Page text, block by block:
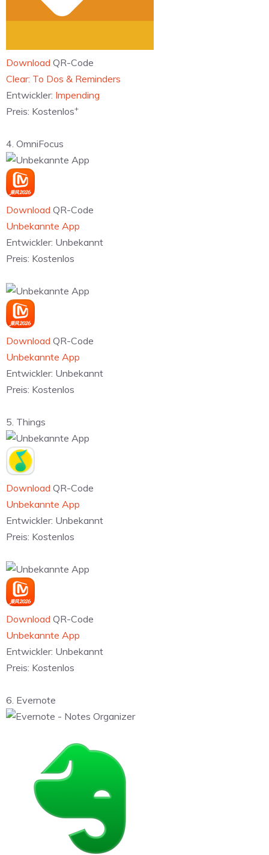
Download QR-Code
‎Clear: To Dos & Reminders
Entwickler: Impending
Preis: Kostenlos+
4. OmniFocus
Download QR-Code
Unbekannte App
Entwickler: Unbekannt
Preis: Kostenlos
Download QR-Code
Unbekannte App
Entwickler: Unbekannt
Preis: Kostenlos
5. Things
Download QR-Code
Unbekannte App
Entwickler: Unbekannt
Preis: Kostenlos
Download QR-Code
Unbekannte App
Entwickler: Unbekannt
Preis: Kostenlos
6. Evernote